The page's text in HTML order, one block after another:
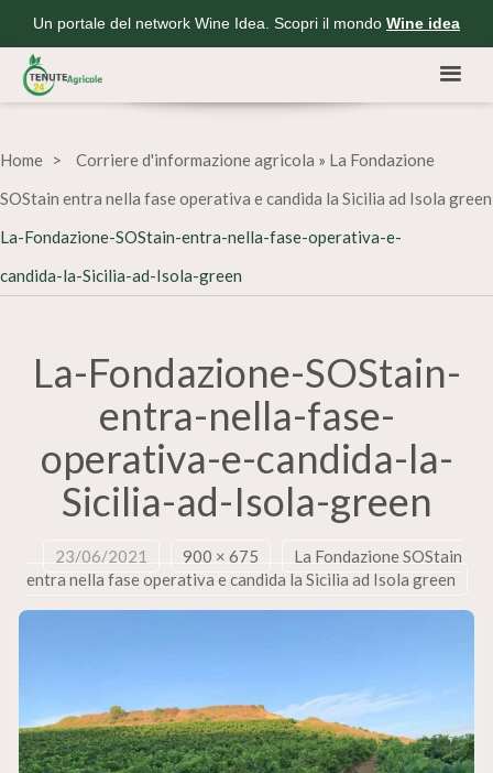
Un portale del network Wine Idea. Scopri il mondo Wine idea
Home Corriere d'informazione agricola » La Fondazione
SOStain entra nella fase operativa e candida la Sicilia ad Isola green
La-Fondazione-SOStain-entra-nella-fase-operativa-e-
candida-la-Sicilia-ad-Isola-green
La-Fondazione-SOStain-
entra-nella-fase-
operativa-e-candida-la-
Sicilia-ad-Isola-green
23/06/2021 900 × 675
La Fondazione SOStain
entra nella fase operativa e candida la Sicilia ad Isola green